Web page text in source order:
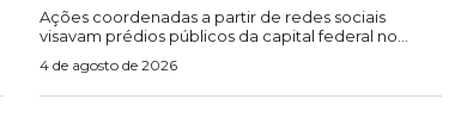
Ações coordenadas a partir de redes sociais
visavam prédios públicos da capital federal no...
4 de agosto de 2026